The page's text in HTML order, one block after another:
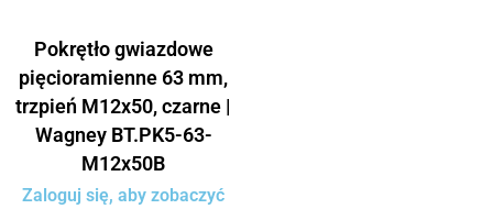
Pokrętło gwiazdowe
pięcioramienne 63 mm,
trzpień M12x50, czarne |
Wagney BT.PK5-63-
M12x50B
Zaloguj się, aby zobaczyć